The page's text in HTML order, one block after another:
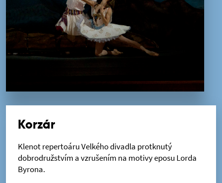
Korzár
Klenot repertoáru Velkého divadla protknutý
dobrodružstvím a vzrušením na motivy eposu Lorda
Byrona.